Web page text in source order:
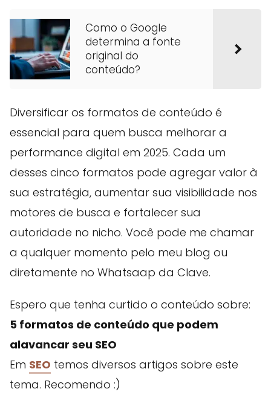
Como o Google
determina a fonte
original do
conteúdo?
Diversificar os formatos de conteúdo é
essencial para quem busca melhorar a
performance digital em 2025. Cada um
desses cinco formatos pode agregar valor à
sua estratégia, aumentar sua visibilidade nos
motores de busca e fortalecer sua
autoridade no nicho. Você pode me chamar
a qualquer momento pelo meu blog ou
diretamente no Whatsaap da Clave.
Espero que tenha curtido o conteúdo sobre:
5 formatos de conteúdo que podem
alavancar seu SEO
Em SEO temos diversos artigos sobre este
tema. Recomendo :)